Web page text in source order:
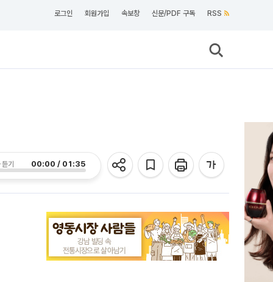
로그인 회원가입 속보창 신문/PDF 구독 RSS
듣기 00:00 / 01:35